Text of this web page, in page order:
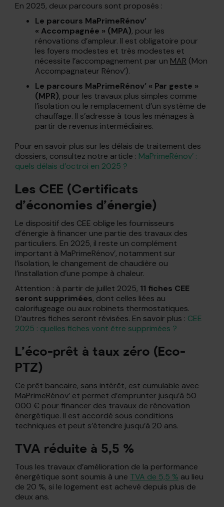
En 2025, deux parcours sont proposés :
Le parcours MaPrimeRénov’
« Accompagnée » (MPA), pour les
rénovations d’ampleur. Il est obligatoire pour
les foyers modestes et très modestes et
nécessite l’accompagnement par un MAR (Mon
Accompagnateur Rénov’).
Le parcours MaPrimeRénov’ « Par geste »
(MPR), pour les travaux plus simples comme
l’isolation ou le remplacement d’un système de
chauffage. Il s’adresse à tous les ménages à
partir de revenus intermédiaires.
Pour en savoir plus sur les délais de traitement des
dossiers, consultez notre article : MaPrimeRénov’ :
quels délais d’octroi en 2025 ?
Les CEE (Certificats
d’économies d’énergie)
Le dispositif des CEE oblige les fournisseurs
d’énergie à financer une partie des travaux des
particuliers. En 2025, il reste un complément
important à MaPrimeRénov’, notamment sur
l’isolation, le changement de chaudière ou
l’installation d’une pompe à chaleur.
Attention : à partir de juillet 2025, 11 fiches CEE
seront supprimées, dont celles liées au
calorifugeage ou aux robinets thermostatiques.
D’autres fiches seront révisées. En savoir plus : CEE
2025 : quelles fiches vont être supprimées ?
L’éco-prêt à taux zéro (Eco-
PTZ)
Ce prêt bancaire, sans intérêt, est cumulable avec
MaPrimeRénov’ et permet d’emprunter jusqu’à 50
000 € pour financer des travaux de rénovation
énergétique. Il est accordé sous conditions
techniques et peut s’étendre jusqu’à 20 ans.
TVA réduite à 5,5 %
Tous les travaux d’amélioration de la performance
énergétique sont soumis à une TVA de 5,5 % au lieu
de 20 %, si le logement est achevé depuis plus de
deux ans.